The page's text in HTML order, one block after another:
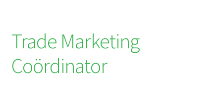
Trade Marketing
Coördinator